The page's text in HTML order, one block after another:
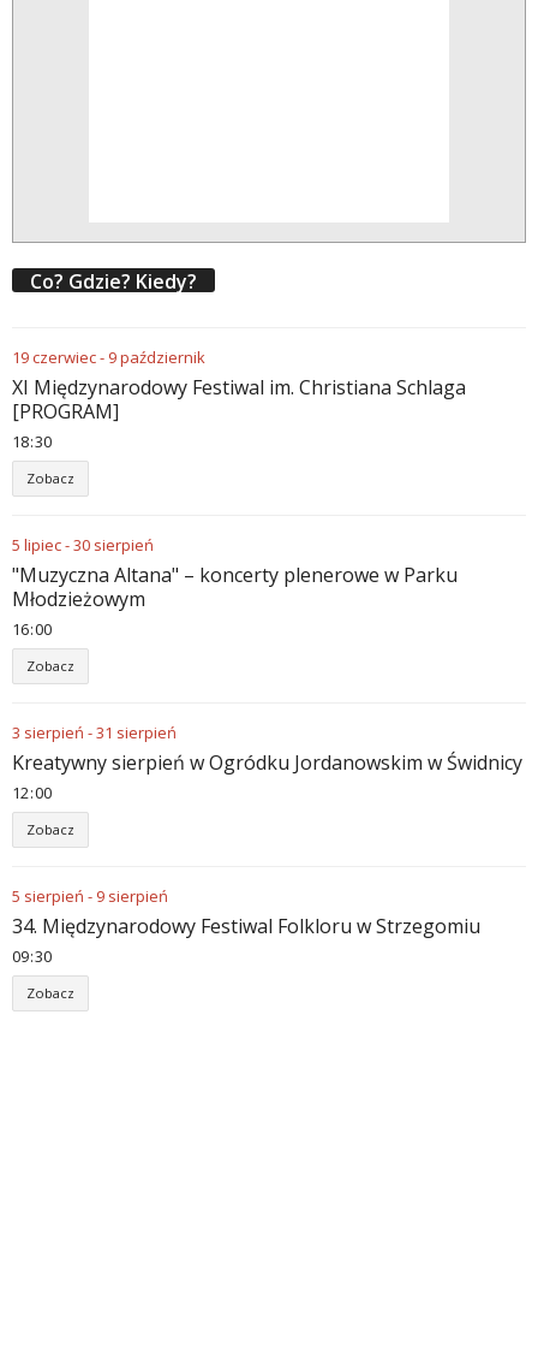
Co? Gdzie? Kiedy?
19czerwiec- 9październik
XI Międzynarodowy Festiwal im. Christiana Schlaga
[PROGRAM]
18:30
Zobacz
5 lipiec-30 sierpień
"Muzyczna Altana" – koncerty plenerowe w Parku
Młodzieżowym
16:00
Zobacz
3 sierpień -31 sierpień
Kreatywny sierpień w Ogródku Jordanowskim w Świdnicy
12:00
Zobacz
5 sierpień - 9 sierpień
34. Międzynarodowy Festiwal Folkloru w Strzegomiu
09:30
Zobacz